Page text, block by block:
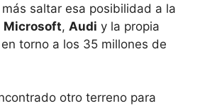
saltar esa posibilidad a la
Microsoft, Audi y la propia
torno a los 35 millones de
otro terreno para